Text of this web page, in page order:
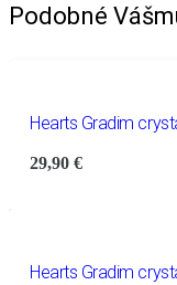
Podobné
Hearts Gradim
29,90€
Hearts Gradim